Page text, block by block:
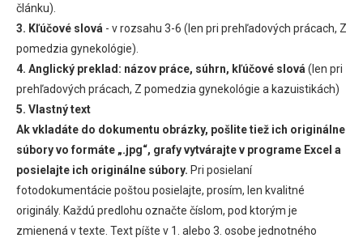
článku).
3. Kľúčové slová - v rozsahu 3-6 (len pri prehľadových prácach, Z
pomedzia gynekológie).
4. Anglický preklad: názov práce, súhrn, kľúčové slová (len pri
prehľadových prácach, Z pomedzia gynekológie a kazuistikách)
5. Vlastný text
Ak vkladáte do dokumentu obrázky, pošlite tiež ich originálne
súbory vo formáte „.jpg“, grafy vytvárajte v programe Excel a
posielajte ich originálne súbory. Pri posielaní
fotodokumentácie poštou posielajte, prosím, len kvalitné
originály. Každú predlohu označte číslom, pod ktorým je
zmienená v texte. Text píšte v 1. alebo 3. osobe jednotného